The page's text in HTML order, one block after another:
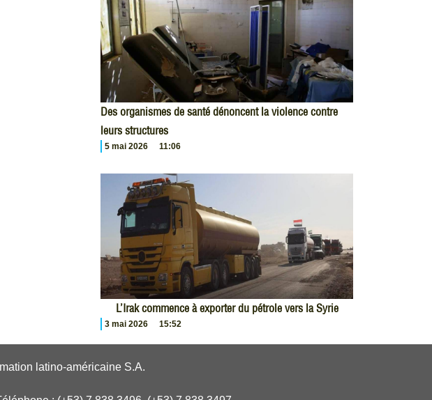
Des organismes de santé dénoncent la violence contre
leurs structures
5 mai 2026 11:06
L’Irak commence à exporter du pétrole vers la Syrie
3 mai 2026 15:52
latino-américaine S.A.